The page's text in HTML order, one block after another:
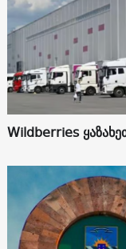
Wildberries